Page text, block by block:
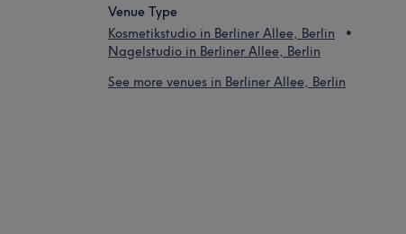
Venue Type
Kosmetikstudio in Berliner Allee, Berlin
Nagelstudio in Berliner Allee, Berlin
See more venues in Berliner Allee, Berlin